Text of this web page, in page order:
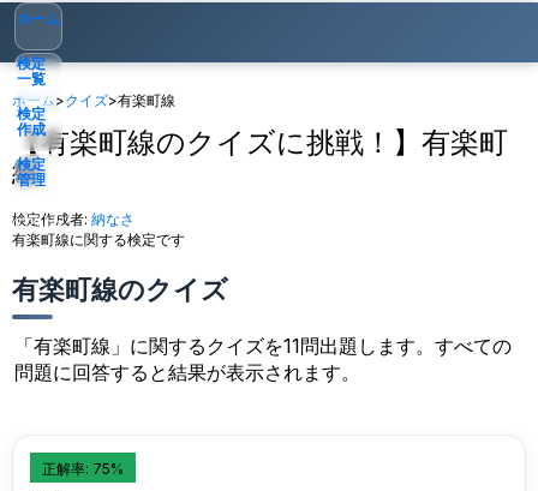
ホーム
検定
一覧
検定
作成
検定
管理
ゲスト▾
ホーム>クイズ>有楽町線
【有楽町線のクイズに挑戦！】有楽町
線
検定作成者: 納なさ
有楽町線に関する検定です
有楽町線のクイズ
「有楽町線」に関するクイズを11問出題します。すべての
問題に回答すると結果が表示されます。
正解率: 75%